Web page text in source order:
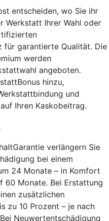
entscheiden, wo Sie ihr
Werkstatt Ihrer Wahl oder
für garantierte Qualität. Die
werden
angeboten.
hinzu,
und
Ihren Kaskobeitrag.
verlängern Sie
bei einem
24 Monate – in Komfort
60 Monate. Bei Erstattung
zusätzlichen
zu 10 Prozent – je nach
Neuwertentschädigung